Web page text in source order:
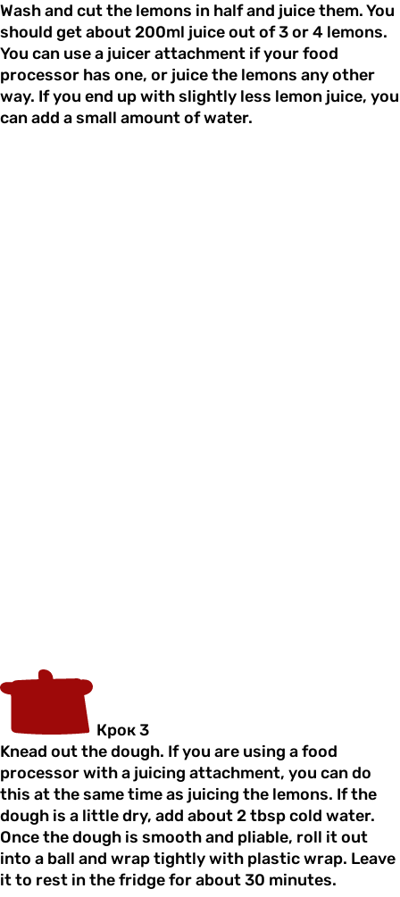
Wash and cut the lemons in half and juice them. You
should get about 200ml juice out of 3 or 4 lemons.
You can use a juicer attachment if your food
processor has one, or juice the lemons any other
way. If you end up with slightly less lemon juice, you
can add a small amount of water.
Крок 3
Knead out the dough. If you are using a food
processor with a juicing attachment, you can do
this at the same time as juicing the lemons. If the
dough is a little dry, add about 2 tbsp cold water.
Once the dough is smooth and pliable, roll it out
into a ball and wrap tightly with plastic wrap. Leave
it to rest in the fridge for about 30 minutes.